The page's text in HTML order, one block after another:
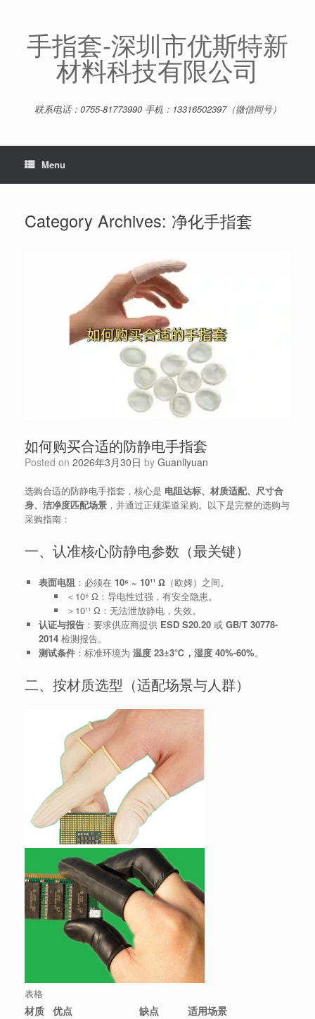
content手指套-深圳市优斯特新
材料科技有限公司
联系电话：0755-81773990 手机：13316502397（微信同号）
Menu
Category Archives: 净化手指套
如何购买合适的防静电手指套
Posted on 2026年3月30日 by Guanliyuan
选购合适的防静电手指套，核心是 电阻达标、材质适配、尺寸合
身、洁净度匹配场景 ，并通过正规渠道采购。以下是完整的选购与
采购指南：
一、认准核心防静电参数（最关键）
表面电阻：必须在 10⁶ ~ 10¹¹ Ω（欧姆）之间。
＜10⁶ Ω：导电性过强，有安全隐患。
＞10¹¹ Ω：无法泄放静电，失效。
认证与报告：要求供应商提供 ESD S20.20或 GB/T 30778-
2014检测报告。
测试条件：标准环境为 温度 23±3℃，湿度 40%-60%。
二、按材质选型（适配场景与人群）
表格
材质 优点 缺点
适用场景